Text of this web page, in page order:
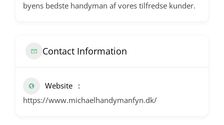
byens bedste handyman af vores tilfredse kunder.
Contact Information
Website
https://www.michaelhandymanfyn.dk/